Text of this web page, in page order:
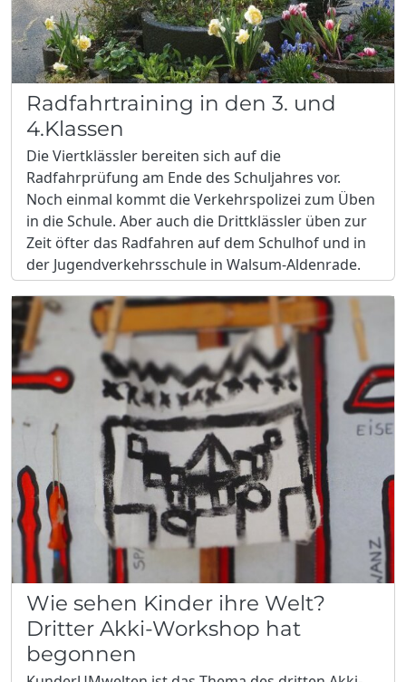
Radfahrtraining in den 3. und
4.Klassen
Die Viertklässler bereiten sich auf die
Radfahrprüfung am Ende des Schuljahres vor.
Noch einmal kommt die Verkehrspolizei zum Üben
in die Schule. Aber auch die Drittklässler üben zur
Zeit öfter das Radfahren auf dem Schulhof und in
der Jugendverkehrsschule in Walsum-Aldenrade.
Wie sehen Kinder ihre Welt?
Dritter Akki-Workshop hat
begonnen